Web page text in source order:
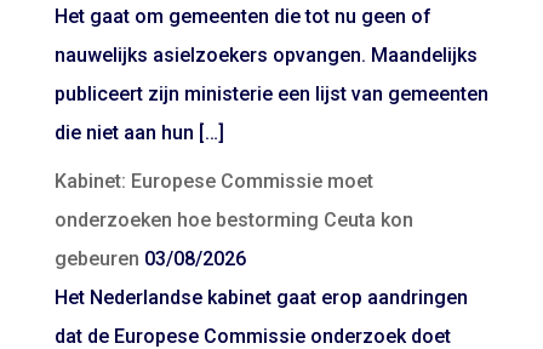
Het gaat om gemeenten die tot nu geen of
nauwelijks asielzoekers opvangen. Maandelijks
publiceert zijn ministerie een lijst van gemeenten
die niet aan hun […]
Kabinet: Europese Commissie moet
onderzoeken hoe bestorming Ceuta kon
gebeuren 03/08/2026
Het Nederlandse kabinet gaat erop aandringen
dat de Europese Commissie onderzoek doet